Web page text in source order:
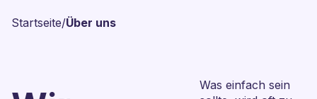
Startseite/Über uns
Was einfach sein